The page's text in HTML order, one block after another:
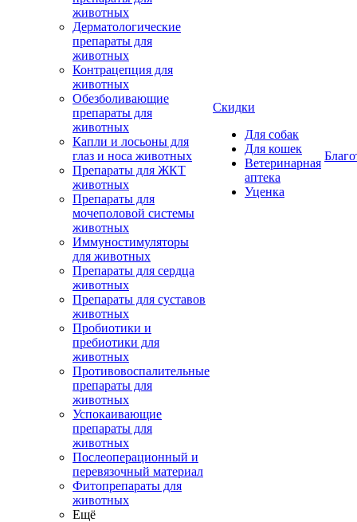
животных
Дерматологические
препараты для
животных
Контрацепция для
животных
Обезболивающие
препараты для
животных
Капли и лосьоны для
глаз и носа животных
Препараты для ЖКТ
животных
Препараты для
мочеполовой системы
животных
Иммуностимуляторы
для животных
Препараты для сердца
животных
Препараты для суставов
животных
Пробиотики и
пребиотики для
животных
Противовоспалительные
препараты для
животных
Успокаивающие
препараты для
животных
Послеоперационный и
перевязочный материал
Фитопрепараты для
животных
Ещё
Скидки
Для собак
Для кошек
Ветеринарная
аптека
Уценка